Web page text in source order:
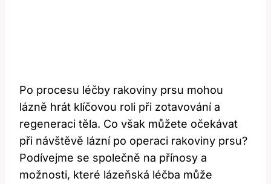
Po procesu léčby rakoviny prsu mohou
lázně hrát klíčovou roli při zotavování a
regeneraci těla. Co však můžete očekávat
při návštěvě lázní po operaci rakoviny prsu?
Podívejme se společně na přínosy a
možnosti, které lázeňská léčba může